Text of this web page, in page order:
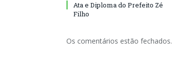
Ata e Diploma do Prefeito Zé
Filho
Os comentários estão fechados.